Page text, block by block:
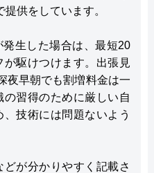
供をしています。
生した場合は、最短20
駆けつけます。出張見
夜早朝でも割増料金は一
習得のために厳しい自
技術には問題ないよう
どが分かりやすく記載さ